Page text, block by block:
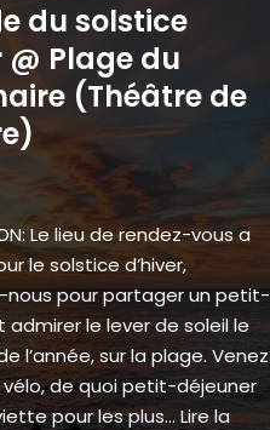
du solstice
@ Plage du
(Théâtre de
Le lieu de rendez-vous a
le solstice d’hiver,
nous pour partager un petit-
admirer le lever de soleil le
l’année, sur la plage. Venez
de quoi petit-déjeuner
pour les plus… Lire la